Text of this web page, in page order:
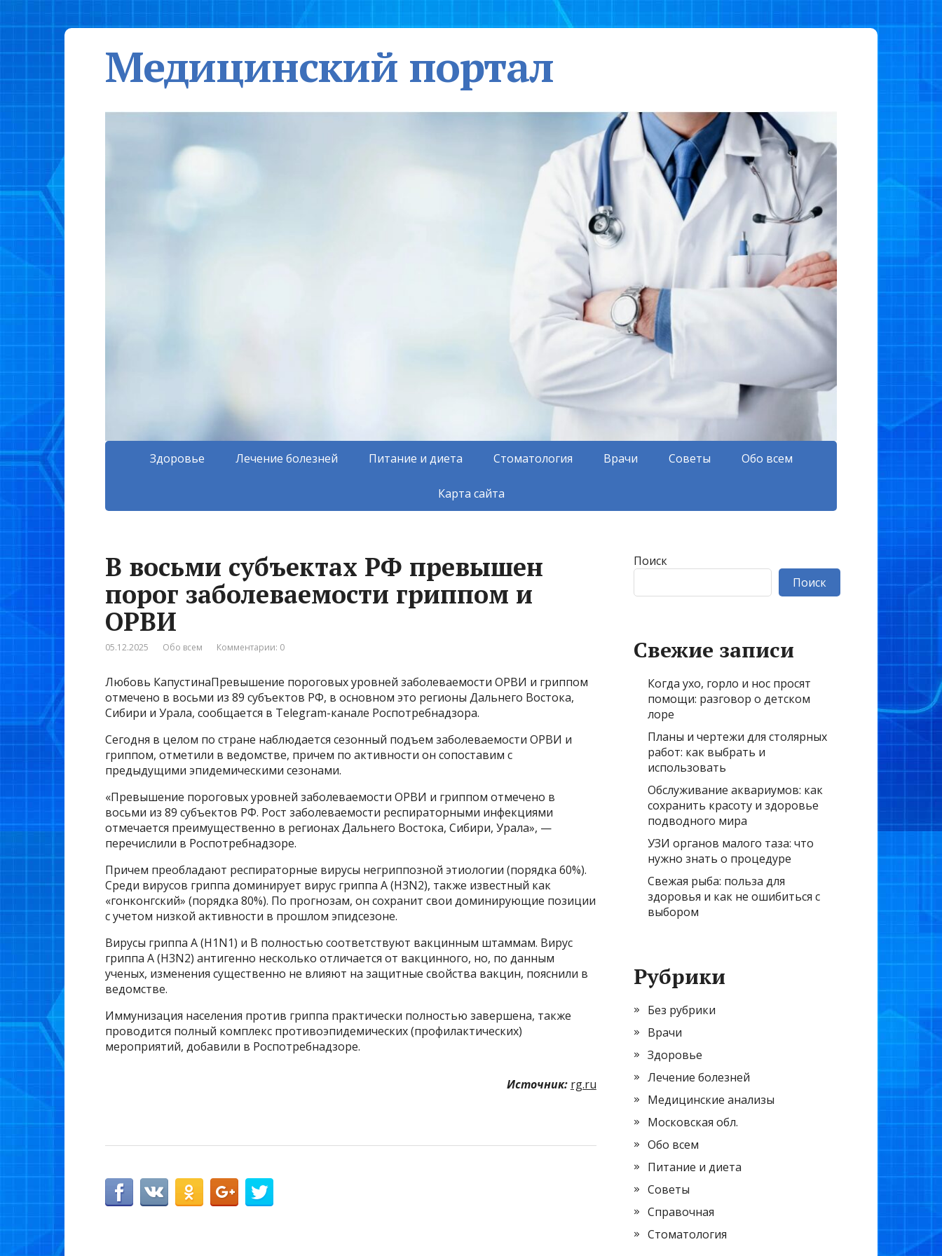
Медицинский портал
Здоровье Лечение болезней Питание и диета Стоматология Врачи Советы Обо всем
Карта сайта
В восьми субъектах РФ превышен
порог заболеваемости гриппом и
ОРВИ
05.12.2025 Обо всем Комментарии: 0
Любовь КапустинаПревышение пороговых уровней заболеваемости ОРВИ и гриппом
отмечено в восьми из 89 субъектов РФ, в основном это регионы Дальнего Востока,
Сибири и Урала, сообщается в Telegram-канале Роспотребнадзора.
Сегодня в целом по стране наблюдается сезонный подъем заболеваемости ОРВИ и
гриппом, отметили в ведомстве, причем по активности он сопоставим с
предыдущими эпидемическими сезонами.
«Превышение пороговых уровней заболеваемости ОРВИ и гриппом отмечено в
восьми из 89 субъектов РФ. Рост заболеваемости респираторными инфекциями
отмечается преимущественно в регионах Дальнего Востока, Сибири, Урала», —
перечислили в Роспотребнадзоре.
Причем преобладают респираторные вирусы негриппозной этиологии (порядка 60%).
Среди вирусов гриппа доминирует вирус гриппа А (H3N2), также известный как
«гонконгский» (порядка 80%). По прогнозам, он сохранит свои доминирующие позиции
с учетом низкой активности в прошлом эпидсезоне.
Вирусы гриппа А (H1N1) и B полностью соответствуют вакцинным штаммам. Вирус
гриппа А (H3N2) антигенно несколько отличается от вакцинного, но, по данным
ученых, изменения существенно не влияют на защитные свойства вакцин, пояснили в
ведомстве.
Иммунизация населения против гриппа практически полностью завершена, также
проводится полный комплекс противоэпидемических (профилактических)
мероприятий, добавили в Роспотребнадзоре.
Источник: rg.ru
Поиск
Поиск
Свежие записи
Когда ухо, горло и нос просят
помощи: разговор о детском
лоре
Планы и чертежи для столярных
работ: как выбрать и
использовать
Обслуживание аквариумов: как
сохранить красоту и здоровье
подводного мира
УЗИ органов малого таза: что
нужно знать о процедуре
Свежая рыба: польза для
здоровья и как не ошибиться с
выбором
Рубрики
Без рубрики
Врачи
Здоровье
Лечение болезней
Медицинские анализы
Московская обл.
Обо всем
Питание и диета
Советы
Справочная
Стоматология